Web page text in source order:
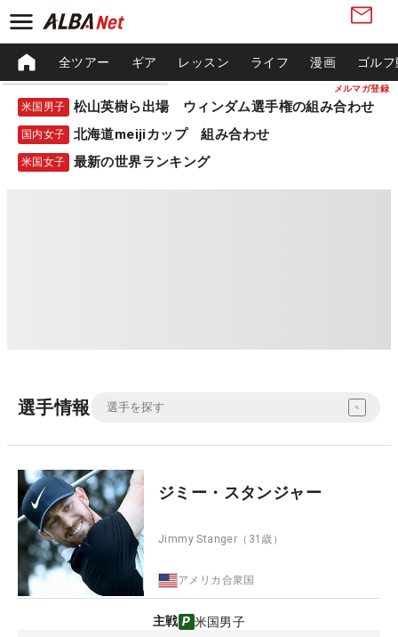
メルマガ登録
全ツアー ギア レッスン ライフ 漫画 ゴル
米国男子 松山英樹ら出場 ウィンダム選手権の組み合わせ
国内女子 北海道meijiカップ 組み合わせ
米国女子 最新の世界ランキング
選手情報
ジミー・スタンジャー
Jimmy Stanger （31歳）
アメリカ合衆国
主戦 米国男子